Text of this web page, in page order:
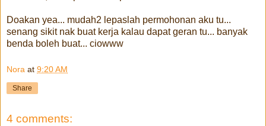
Doakan yea... mudah2 lepaslah permohonan aku tu...
senang sikit nak buat kerja kalau dapat geran tu... banyak
benda boleh buat... ciowww
Nora at 9:20 AM
Share
4 comments: